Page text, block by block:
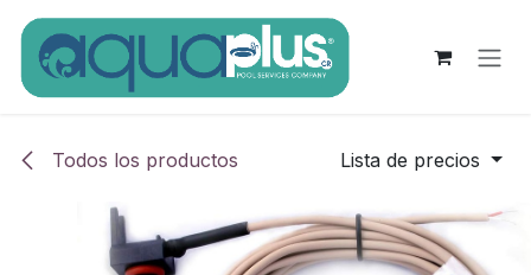
Ir al contenido
Todos los productos Lista de precios